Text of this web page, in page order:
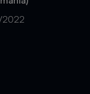
2022